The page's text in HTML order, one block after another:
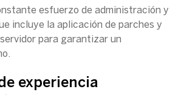
esfuerzo de administración y
incluye la aplicación de parches y
para garantizar un
experiencia